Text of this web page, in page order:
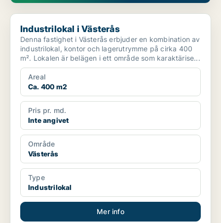
Industrilokal i Västerås
Industrilokal i Västerås
Denna fastighet i Västerås erbjuder en kombination av
industrilokal, kontor och lagerutrymme på cirka 400
m². Lokalen är belägen i ett område som karaktärise...
Areal
Ca. 400 m2
Pris pr. md.
Inte angivet
Område
Västerås
Type
Industrilokal
Mer info